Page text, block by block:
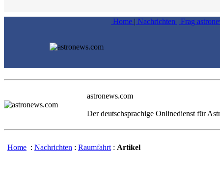
Home | Nachrichten | Frag
astronews.com
Der deutschsprachige Onlinedienst für
Home : Nachrichten : Raumfahrt : Artikel